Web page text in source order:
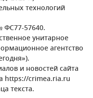
технологий
ФС77-57640.
унитарное
агентство
и новостей сайта
https://crimea.ria.ru
текста.